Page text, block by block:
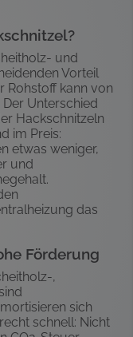
und
Vorteil
Rohstoff kann von
Unterschied
Hackschnitzeln
im Preis:
etwas weniger,
und
das
Förderung
,
sich
schnell: Nicht